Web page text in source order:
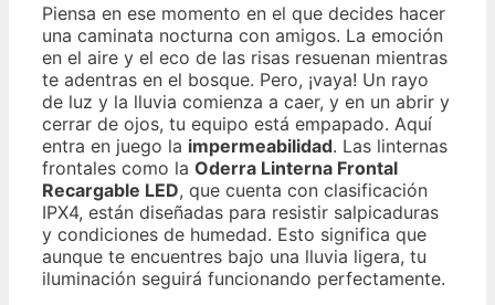
Piensa en ese momento en el que decides hacer
una caminata nocturna con amigos. La emoción
en el aire y el eco de las risas resuenan mientras
te adentras en el bosque. Pero, ¡vaya! Un rayo
de luz y la lluvia comienza a caer, y en un abrir y
cerrar de ojos, tu equipo está empapado. Aquí
entra en juego la impermeabilidad. Las linternas
frontales como la Oderra Linterna Frontal
Recargable LED, que cuenta con clasificación
IPX4, están diseñadas para resistir salpicaduras
y condiciones de humedad. Esto significa que
aunque te encuentres bajo una lluvia ligera, tu
iluminación seguirá funcionando perfectamente.